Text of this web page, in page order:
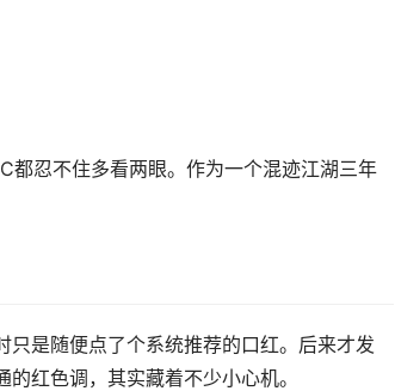
都忍不住多看两眼。作为一个混迹江湖三年
是随便点了个系统推荐的口红。后来才发
红色调，其实藏着不少小心机。